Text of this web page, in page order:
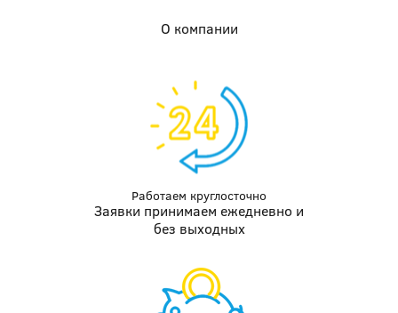
О компании
Работаем круглосточно
Заявки принимаем ежедневно и
без выходных